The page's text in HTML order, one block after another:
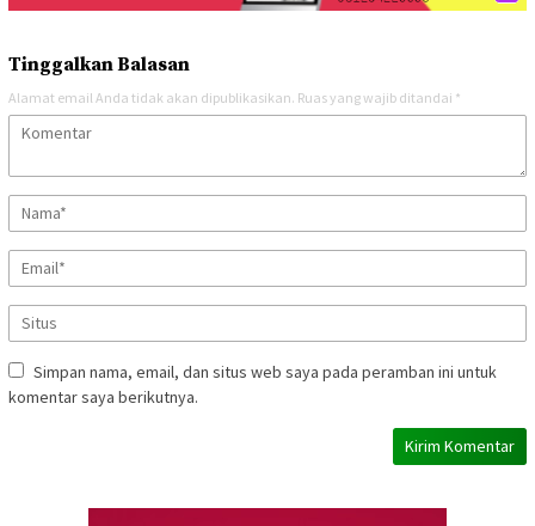
Tinggalkan Balasan
Alamat email Anda tidak akan dipublikasikan. Ruas yang wajib ditandai *
Simpan nama, email, dan situs web saya pada peramban ini untuk
komentar saya berikutnya.